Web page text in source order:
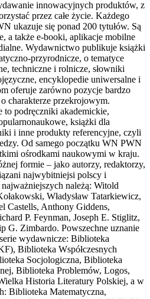
innowacyjnych produktów, z
przez całe życie. Każdego
ukazuje się ponad 200 tytułów. Są
a także e-booki, aplikacje mobilne
Wydawnictwo publikuje książki
przyrodnicze, o tematyce
techniczne i rolnicze, słowniki
encyklopedie uniwersalne i
oferuje zarówno pozycje bardzo
charakterze przekrojowym.
to podręczniki akademickie,
książki dla
i inne produkty referencyjne, czyli
Od samego początku WN PWN
ośrodkami naukowymi w kraju.
formie – jako autorzy, redaktorzy,
najwybitniejsi polscy i
należą: Witold
Władysław Tatarkiewicz,
Castells, Anthony Giddens,
P. Feynman, Joseph E. Stiglitz,
G. Zimbardo. Powszechne uznanie
wydawnicze: Biblioteka
Biblioteka Współczesnych
Socjologiczna, Biblioteka
Biblioteka Problemów, Logos,
Historia Literatury Polskiej, a w
Biblioteka Matematyczna,